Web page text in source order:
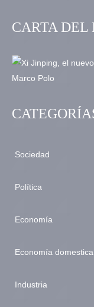
CARTA DEL
Sociedad
Política
Economía
Economía domestica
Industria